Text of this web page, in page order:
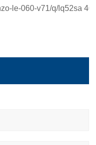
le-060-v71/q/lq52sa